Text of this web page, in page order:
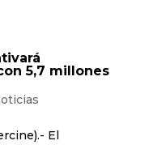
5,7 millones
El